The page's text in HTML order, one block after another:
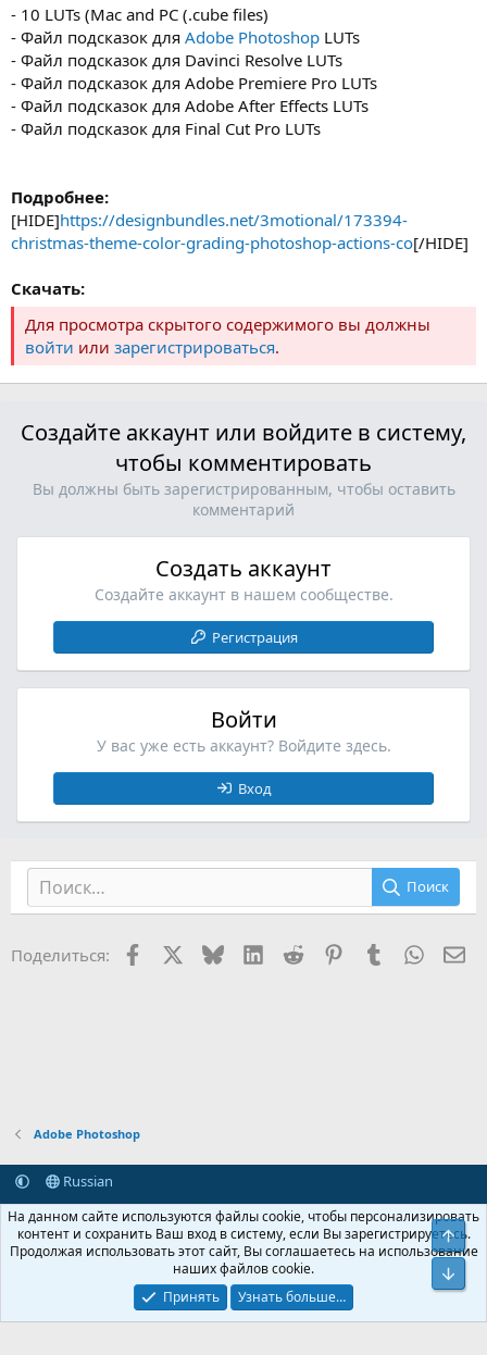
- 10 LUTs (Mac and PC (.cube files)
- Файл подсказок для Adobe Photoshop LUTs
- Файл подсказок для Davinci Resolve LUTs
- Файл подсказок для Adobe Premiere Pro LUTs
- Файл подсказок для Adobe After Effects LUTs
- Файл подсказок для Final Cut Pro LUTs
Подробнее:
[HIDE]https://designbundles.net/3motional/173394-
christmas-theme-color-grading-photoshop-actions-co[/HIDE]
Скачать:
Для просмотра скрытого содержимого вы должны
войти или зарегистрироваться.
Создайте аккаунт или войдите в систему,
чтобы комментировать
Вы должны быть зарегистрированным, чтобы оставить
комментарий
Создать аккаунт
Создайте аккаунт в нашем сообществе.
Регистрация
Войти
У вас уже есть аккаунт? Войдите здесь.
Вход
Поиск
Поделиться: FacebookX (Twitter)
BlueskyLinkedIn
Reddit PinterestTumblr
Adobe Photoshop
Russian
Обратная связь
Условия и правила
Политика конфиденциальности
Помощь Главная
R
S
S
Community platform by XenForo® © 2010-2026 XenForo Ltd.
Крупнейший форум по обмену приватной информацией
© 2013-2026 ITNULL.me| XenForo® © 2026 XenForo Ltd.
На данном сайте используются файлы cookie, чтобы персонализировать
контент и сохранить Ваш вход в систему, если Вы зарегистрируетесь.
Продолжая использовать этот сайт, Вы соглашаетесь на использование
наших файлов cookie.
Принять
Узнать больше…